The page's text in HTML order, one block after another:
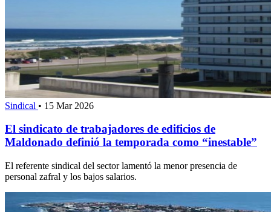
Sindical • 15 Mar 2026
El sindicato de trabajadores de edificios de
Maldonado definió la temporada como “inestable”
El referente sindical del sector lamentó la menor presencia de
personal zafral y los bajos salarios.